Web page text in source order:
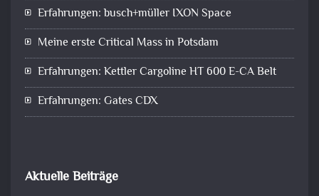
Erfahrungen: busch+müller IXON Space
Meine erste Critical Mass in Potsdam
Erfahrungen: Kettler Cargoline HT 600 E-CA Belt
Erfahrungen: Gates CDX
Aktuelle Beiträge